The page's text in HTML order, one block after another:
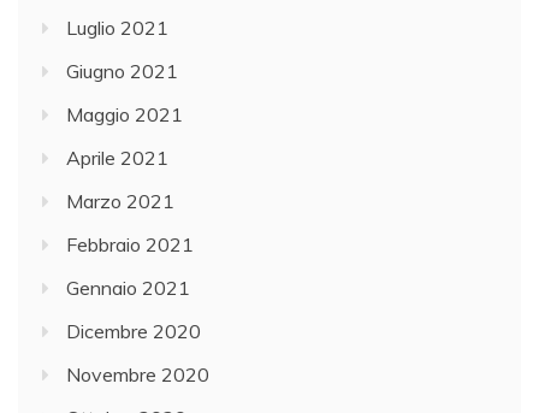
Luglio 2021
Giugno 2021
Maggio 2021
Aprile 2021
Marzo 2021
Febbraio 2021
Gennaio 2021
Dicembre 2020
Novembre 2020